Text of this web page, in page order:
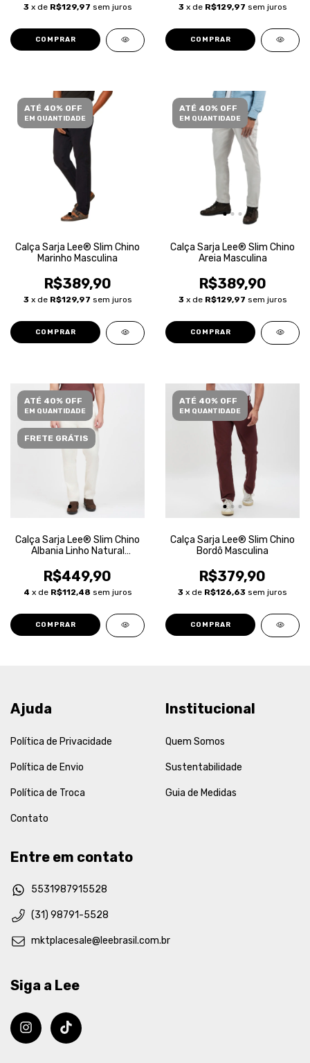
3 x de R$129,97 sem juros
COMPRAR
3 x de R$129,97 sem juros
COMPRAR
ATÉ 40% OFF
EM QUANTIDADE
Calça Sarja Lee® Slim Chino
Marinho Masculina
R$389,90
3 x de R$129,97 sem juros
COMPRAR
ATÉ 40% OFF
EM QUANTIDADE
Calça Sarja Lee® Slim Chino
Areia Masculina
R$389,90
3 x de R$129,97 sem juros
COMPRAR
ATÉ 40% OFF
EM QUANTIDADE
FRETE GRÁTIS
Calça Sarja Lee® Slim Chino
Albania Linho Natural
R$449,90
4 x de R$112,48 sem juros
COMPRAR
ATÉ 40% OFF
EM QUANTIDADE
Calça Sarja Lee® Slim Chino
Bordô Masculina
R$379,90
3 x de R$126,63 sem juros
COMPRAR
Ajuda
Política de Privacidade
Política de Envio
Política de Troca
Contato
Institucional
Quem Somos
Sustentabilidade
Guia de Medidas
Entre em contato
5531987915528
(31) 98791-5528
mktplacesale@leebrasil.com.br
Siga a Lee